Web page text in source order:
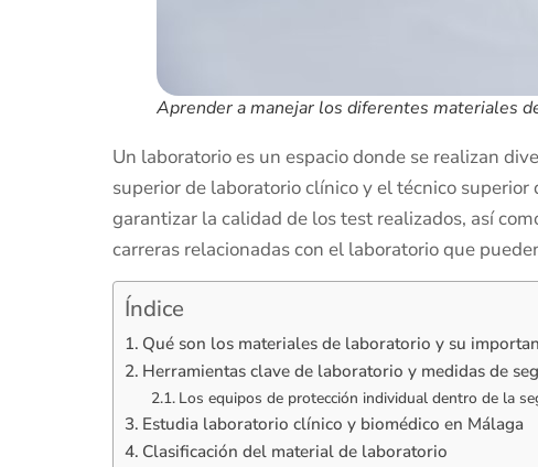
Aprender a manejar los diferentes materiales
Un laboratorio es un espacio donde se realizan
superior de laboratorio clínico y el técnico
garantizar la calidad de los test realizados, así
carreras relacionadas con el laboratorio que
Índice
Qué son los materiales de laboratorio y su
Herramientas clave de laboratorio y medidas de
Los equipos de protección individual dentro de la
Estudia laboratorio clínico y biomédico en Málaga
Clasificación del material de laboratorio